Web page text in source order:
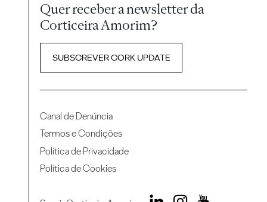
Quer receber a newsletter da
Corticeira Amorim?
SUBSCREVER CORK UPDATE
Canal de Denúncia
Termos e Condições
Política de Privacidade
Política de Cookies